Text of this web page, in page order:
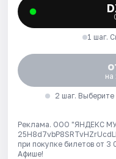
1 шаг.
на
2 шаг.
Реклама. ООО "ЯНДЕКС
при покупке билетов от
Афише!